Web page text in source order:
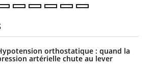
orthostatique : quand la
artérielle chute au lever